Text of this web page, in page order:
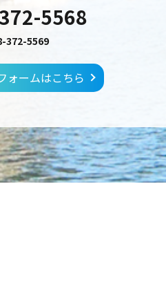
5568
372-5569
ォームはこちら